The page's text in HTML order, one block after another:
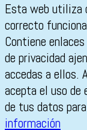
Esta web utiliza
correcto
Contiene
de privacidad
accedas a ellos.
acepta el uso de
de tus datos
información